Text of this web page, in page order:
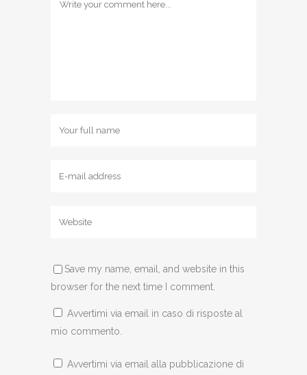
Save my name, email, and website in this
browser for the next time I comment.
Avvertimi via email in caso di risposte al
mio commento.
Avvertimi via email alla pubblicazione di